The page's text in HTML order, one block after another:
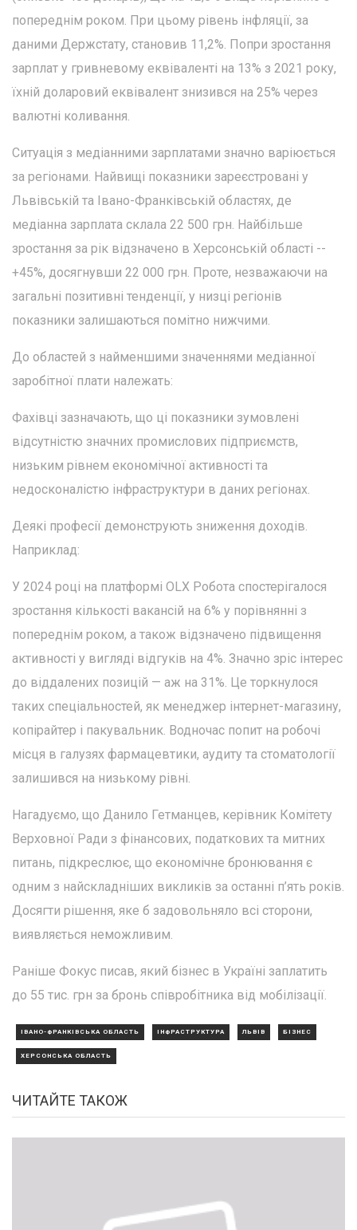
попереднім роком. При цьому рівень інфляції, за
даними Держстату, становив 11,2%. Попри зростання
зарплат у гривневому еквіваленті на 13% з 2021 року,
їхній доларовий еквівалент знизився на 25% через
валютні коливання.
Ситуація з медіанними зарплатами значно варіюється
за регіонами. Найвищі показники зареєстровані у
Львівській та Івано-Франківській областях, де
медіанна зарплата склала 22 500 грн. Найбільше
зростання за рік відзначено в Херсонській області --
+45%, досягнувши 22 000 грн. Проте, незважаючи на
загальні позитивні тенденції, у низці регіонів
показники залишаються помітно нижчими.
До областей з найменшими значеннями медіанної
заробітної плати належать:
Фахівці зазначають, що ці показники зумовлені
відсутністю значних промислових підприємств,
низьким рівнем економічної активності та
недосконалістю інфраструктури в даних регіонах.
Деякі професії демонструють зниження доходів.
Наприклад:
У 2024 році на платформі OLX Робота спостерігалося
зростання кількості вакансій на 6% у порівнянні з
попереднім роком, а також відзначено підвищення
активності у вигляді відгуків на 4%. Значно зріс інтерес
до віддалених позицій — аж на 31%. Це торкнулося
таких спеціальностей, як менеджер інтернет-магазину,
копірайтер і пакувальник. Водночас попит на робочі
місця в галузях фармацевтики, аудиту та стоматології
залишився на низькому рівні.
Нагадуємо, що Данило Гетманцев, керівник Комітету
Верховної Ради з фінансових, податкових та митних
питань, підкреслює, що економічне бронювання є
одним з найскладніших викликів за останні п’ять років.
Досягти рішення, яке б задовольняло всі сторони,
виявляється неможливим.
Раніше Фокус писав, який бізнес в Україні заплатить
до 55 тис. грн за бронь співробітника від мобілізації.
ІВАНО-ФРАНКІВСЬКА ОБЛАСТЬ ІНФРАСТРУКТУРА ЛЬВІВ БІЗНЕС
ХЕРСОНСЬКА ОБЛАСТЬ
ЧИТАЙТЕ ТАКОЖ